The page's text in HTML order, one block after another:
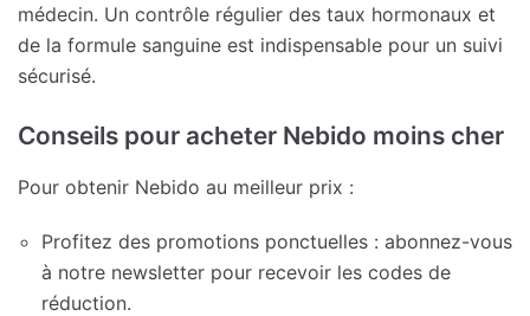
médecin. Un contrôle régulier des taux hormonaux et
de la formule sanguine est indispensable pour un suivi
sécurisé.
Conseils pour acheter Nebido moins cher
Pour obtenir Nebido au meilleur prix :
Profitez des promotions ponctuelles : abonnez-vous
à notre newsletter pour recevoir les codes de
réduction.